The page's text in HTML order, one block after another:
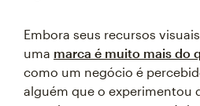
Embora seus recursos
uma marca é muito mais do
como um negócio é
alguém que o experimentou